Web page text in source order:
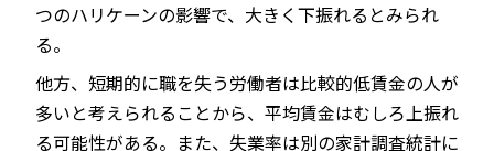
つのハリケーンの影響で、大きく下振れるとみられ
る。
他方、短期的に職を失う労働者は比較的低賃金の人が
多いと考えられることから、平均賃金はむしろ上振れ
る可能性がある。また、失業率は別の家計調査統計に